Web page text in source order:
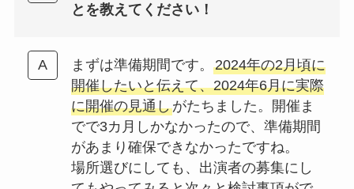
とを教えてください！
まずは準備期間です。 2024年の2月頃に
開催したいと伝えて、2024年6月に実際
に開催の見通しがたちました。開催ま
でで3カ月しかなかったので、準備期間
があまり確保できなかったですね。
場所選びにしても、出演者の募集にし